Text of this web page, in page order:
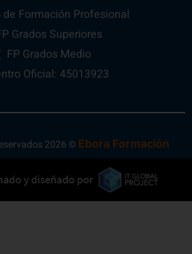
de Formación Profesional
Grados Superiores
FP Grados Medio
Oficial: 45013923
2026 © Ebora Formación